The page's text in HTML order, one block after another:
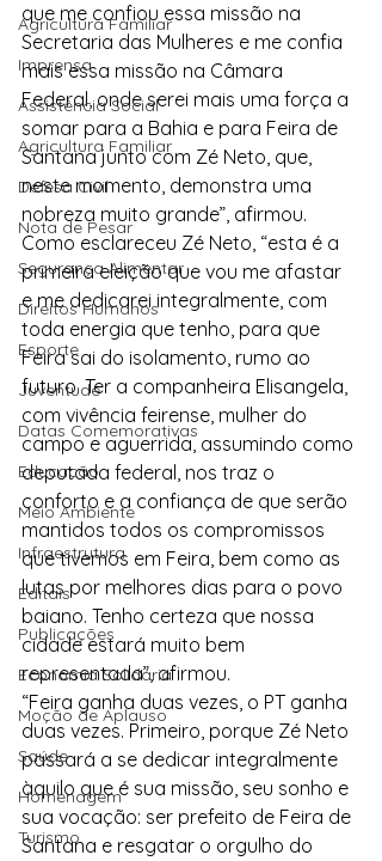
Agricultura Familiar
Imprensa
Assistência Social
Agricultura Familiar
Defesa Civil
Nota de Pesar
Segurança Alimentar
Direitos Humanos
Esporte
Juventude
Datas Comemorativas
Educação
Meio Ambiente
Infraestrutura
Editais
Publicações
Economia Solidária
Moção de Aplauso
Saúde
Homenagem
Turismo
que me confiou essa missão na
Secretaria das Mulheres e me confia
mais essa missão na Câmara
Federal, onde serei mais uma força a
somar para a Bahia e para Feira de
Santana junto com Zé Neto, que,
neste momento, demonstra uma
nobreza muito grande”, afirmou.
Como esclareceu Zé Neto, “esta é a
primeira eleição que vou me afastar
e me dedicarei integralmente, com
toda energia que tenho, para que
Feira sai do isolamento, rumo ao
futuro. Ter a companheira Elisangela,
com vivência feirense, mulher do
campo e aguerrida, assumindo como
deputada federal, nos traz o
conforto e a confiança de que serão
mantidos todos os compromissos
que tivemos em Feira, bem como as
lutas por melhores dias para o povo
baiano. Tenho certeza que nossa
cidade estará muito bem
representada”, afirmou.
“Feira ganha duas vezes, o PT ganha
duas vezes. Primeiro, porque Zé Neto
passará a se dedicar integralmente
àquilo que é sua missão, seu sonho e
sua vocação: ser prefeito de Feira de
Santana e resgatar o orgulho do